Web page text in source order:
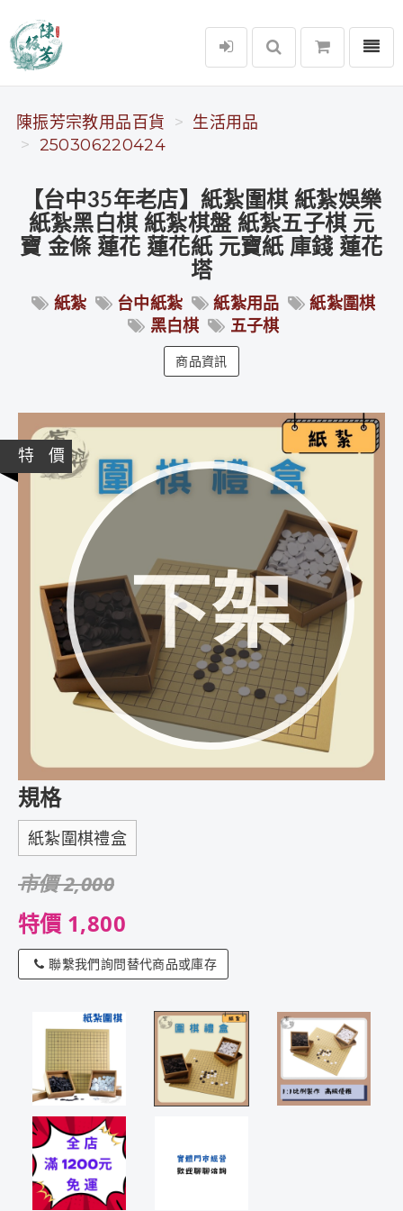
陳振芳宗教用品百貨
選單
陳振芳宗教用品百貨
生活用品
250306220424
【台中35年老店】紙紮圍棋 紙紮娛樂
紙紮黑白棋 紙紮棋盤 紙紮五子棋 元
寶 金條 蓮花 蓮花紙 元寶紙 庫錢 蓮花
塔
紙紮 台中紙紮 紙紮用品
紙紮圍棋
黑白棋
五子棋
商品資訊
下架
特 價
規格
紙紮圍棋禮盒
市價 2,000
特價 1,800
聯繫我們詢問替代商品或庫存